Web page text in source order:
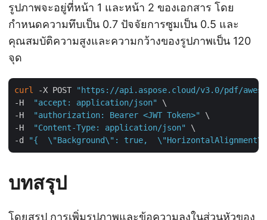
รูปภาพจะอยู่ที่หน้า 1 และหน้า 2 ของเอกสาร โดย
กำหนดความทึบเป็น 0.7 ปัจจัยการซูมเป็น 0.5 และ
คุณสมบัติความสูงและความกว้างของรูปภาพเป็น 120
จุด
curl -X POST
"https://api.aspose.cloud/v3.0/pdf/
-H
"accept: application/json"
\
-H
"authorization: Bearer <JWT Token>"
\
-H
"Content-Type: application/json"
\
-d
"{  \"Background\": true,
บทสรุป
โดยสรุป การเพิ่มรูปภาพและข้อความลงในส่วนหัวของ